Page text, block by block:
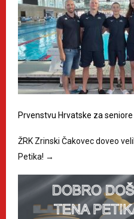
Prvenstvu Hrvatske za seniore
ŽRK Zrinski Čakovec doveo
Petika! →